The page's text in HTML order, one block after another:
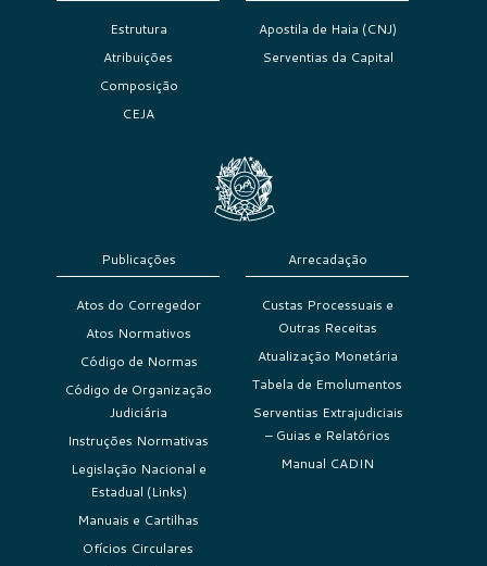
Estrutura
Atribuições
Composição
CEJA
Apostila de Haia (CNJ)
Serventias da Capital
Publicações
Atos do Corregedor
Atos Normativos
Código de Normas
Código de Organização
Judiciária
Instruções Normativas
Legislação Nacional e
Estadual (Links)
Manuais e Cartilhas
Ofícios Circulares
Arrecadação
Custas Processuais e
Outras Receitas
Atualização Monetária
Tabela de Emolumentos
Serventias Extrajudiciais
– Guias e Relatórios
Manual CADIN